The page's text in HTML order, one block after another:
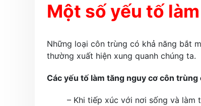
Một số yếu tố
Những loại côn trùng có khả năng bắt
thường xuất hiện xung quanh chúng ta.
Các yếu tố làm tăng nguy cơ côn trùng
– Khi tiếp xúc với nơi sống và làm